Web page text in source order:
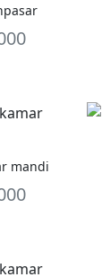
mandi